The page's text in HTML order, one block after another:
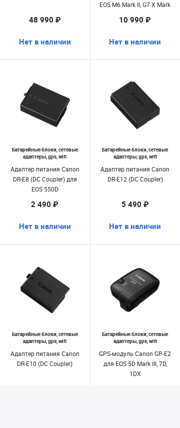
48 990 ₽
Нет в наличии
EOS M6 Mark II, G7 X Mark
10 990 ₽
Нет в наличии
Батарейные блоки, сетевые
адаптеры, gps, wifi
Адаптер питания Canon
DR-E8 (DC Coupler) для
EOS 550D
2 490 ₽
Нет в наличии
Батарейные блоки, сетевые
адаптеры, gps, wifi
Адаптер питания Canon
DR-E12 (DC Coupler)
5 490 ₽
Нет в наличии
Батарейные блоки, сетевые
адаптеры, gps, wifi
Адаптер питания Canon
DR-E10 (DC Coupler)
Батарейные блоки, сетевые
адаптеры, gps, wifi
GPS-модуль Canon GP-E2
для EOS 5D Mark III, 7D,
1DX